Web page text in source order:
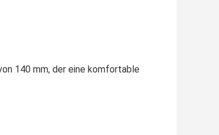
140 mm, der eine komfortable